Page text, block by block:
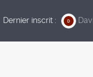
Dernier inscrit : D